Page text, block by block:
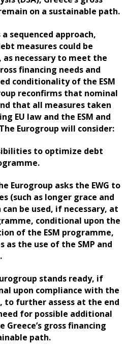
on a sustainable path.
sequenced approach,
measures could be
as necessary to meet the
financing needs and
conditionality of the ESM
reconfirms that nominal
that all measures taken
EU law and the ESM and
Eurogroup will consider:
to optimize debt
Eurogroup asks the EWG to
(such as longer grace and
be used, if necessary, at
conditional upon the
of the ESM programme,
as the use of the SMP and
stands ready, if
upon compliance with the
to further assess at the end
for possible additional
Greece’s gross financing
path.